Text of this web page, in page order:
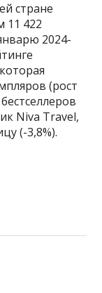
стране
11 422
2024-
(рост
Niva Travel,
(-3,8%).